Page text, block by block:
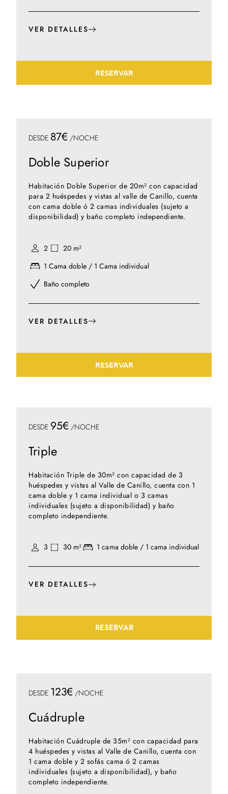
VER DETALLES
RESERVAR
DESDE 87€ /NOCHE
Doble Superior
Habitación Doble Superior de 20m² con capacidad
para 2 huéspedes y vistas al valle de Canillo, cuenta
con cama doble ó 2 camas individuales (sujeto a
disponibilidad) y baño completo independiente.
2
20 m²
1 Cama doble / 1 Cama individual
Baño completo
VER DETALLES
RESERVAR
DESDE 95€ /NOCHE
Triple
Habitación Triple de 30m² con capacidad de 3
huéspedes y vistas al Valle de Canillo, cuenta con 1
cama doble y 1 cama individual o 3 camas
individuales (sujeto a disponibilidad) y baño
completo independiente.
3 30 m² 1 cama doble / 1 cama individual
VER DETALLES
RESERVAR
DESDE 123€ /NOCHE
Cuádruple
Habitación Cuádruple de 35m² con capacidad para
4 huéspedes y vistas al Valle de Canillo, cuenta con
1 cama doble y 2 sofás cama ó 2 camas
individuales (sujeto a disponibilidad), y baño
completo independiente.